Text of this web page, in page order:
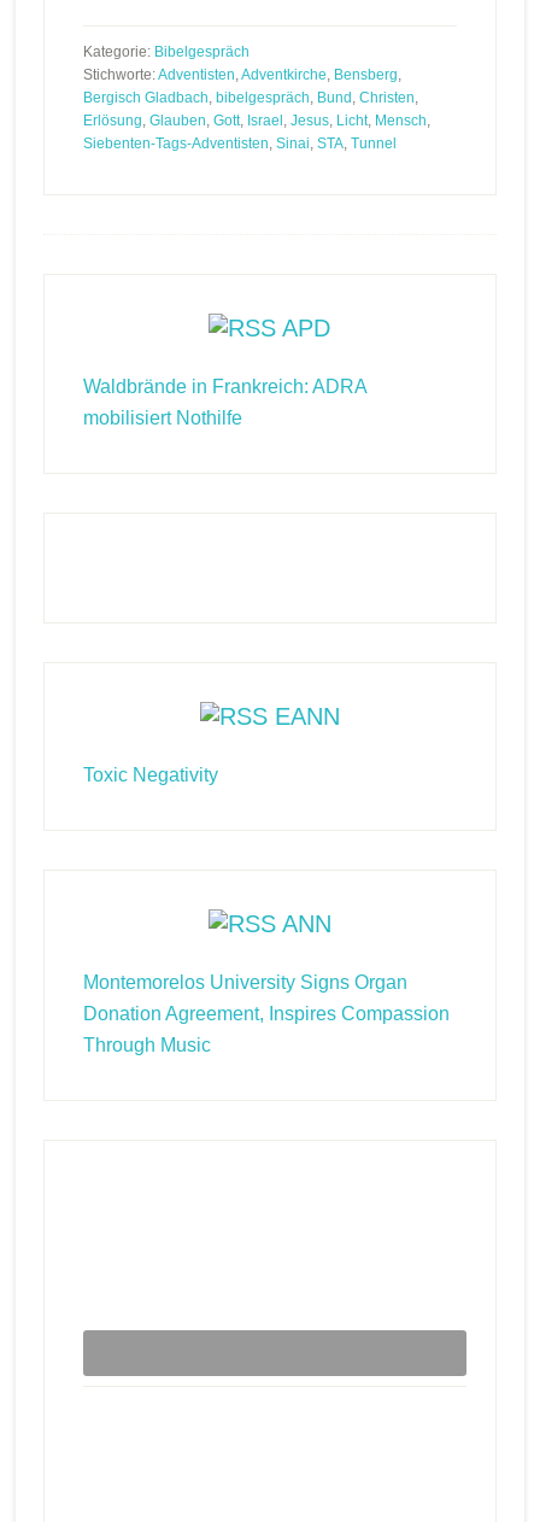
Kategorie: Bibelgespräch
Stichworte:Adventisten,Adventkirche, Bensberg,
Bergisch Gladbach, bibelgespräch, Bund , Christen,
Erlösung, Glauben, Gott, Israel , Jesus, Licht, Mensch,
Siebenten-Tags-Adventisten, Sinai, STA, Tunnel
APD
Waldbrände in Frankreich: ADRA
mobilisiert Nothilfe
EANN
Toxic Negativity
ANN
Montemorelos University Signs Organ
Donation Agreement, Inspires Compassion
Through Music